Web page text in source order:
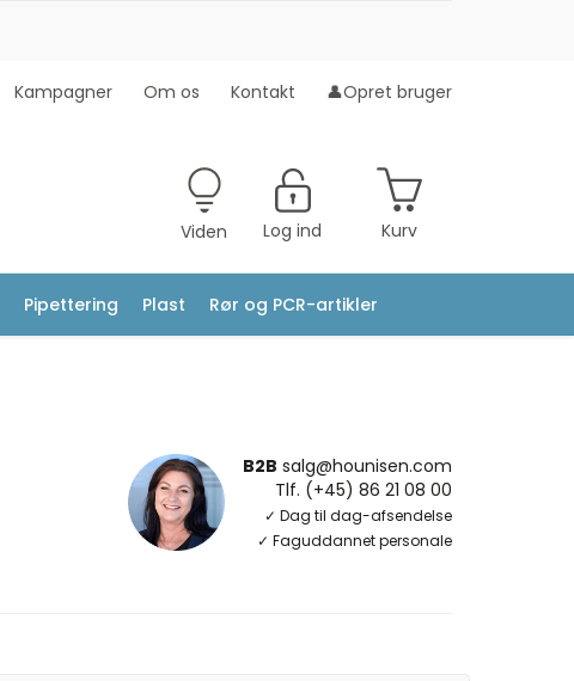
Kampagner Om os Kontakt 👤Opret bruger
Viden Log ind Kurv
Pipettering Plast Rør og PCR-artikler
B2B salg@hounisen.com
Tlf. (+45) 86 21 08 00
✓ Dag til dag-afsendelse
✓ Faguddannet personale